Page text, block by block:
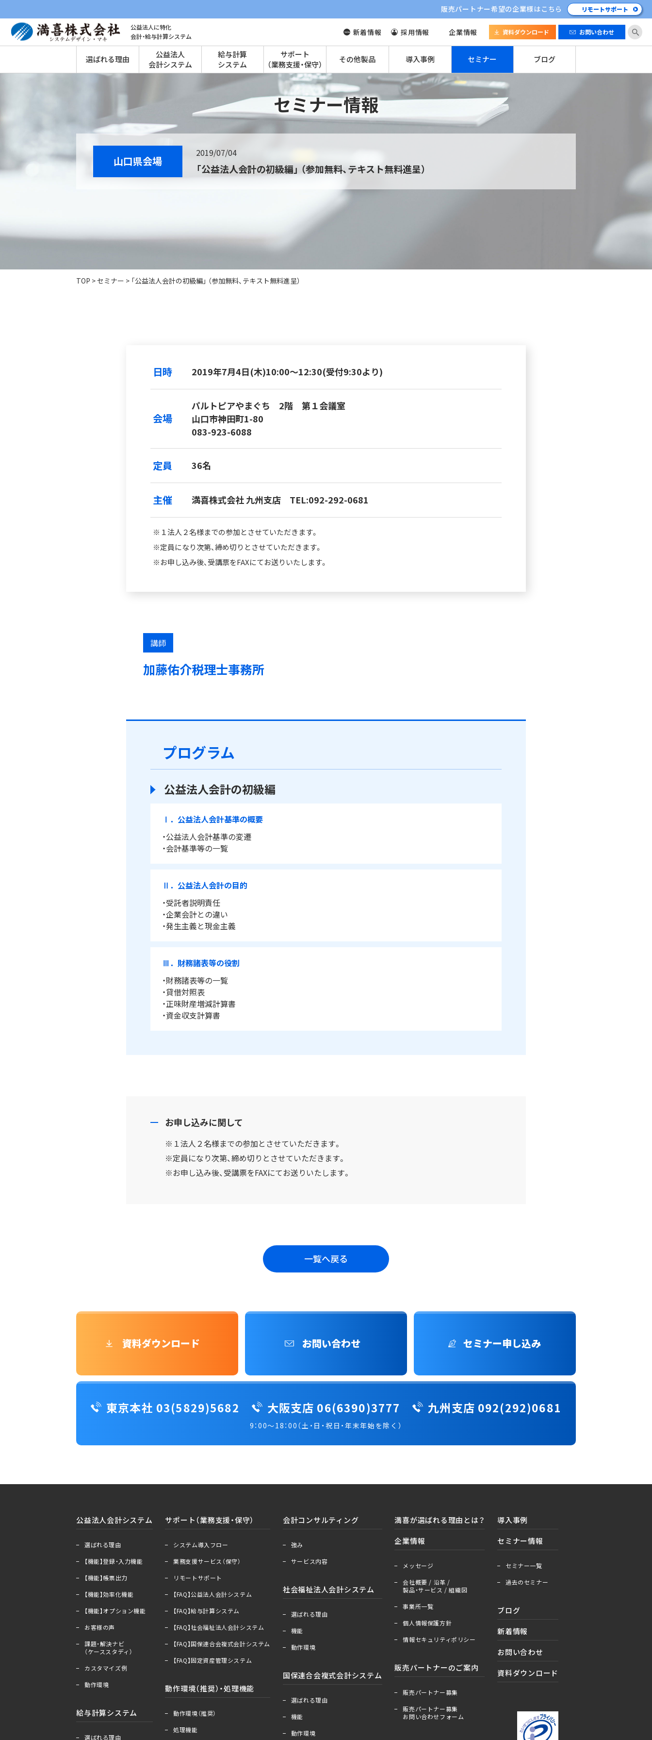
販売パートナー希望の企業様はこちら リモートサポート
公益法人に特化
会計・給与計算システム
新着情報 採用情報 企業情報 資料ダウンロード お問い合わせ
選ばれる理由
公益法人
会計システム
給与計算
システム
サポート
（業務支援・保守）
その他製品 導入事例 セミナー ブログ
セミナー情報
山口県会場
2019/07/04
「公益法人会計の初級編」 （参加無料、テキスト無料進呈）
TOP >セミナー > 「公益法人会計の初級編」 （参加無料、テキスト無料進呈）
日時 2019年7月4日(木)10:00～12:30(受付9:30より)
会場
パルトピアやまぐち 2階 第１会議室
山口市神田町1-80
083-923-6088
定員 36名
主催 満喜株式会社 九州支店 TEL:092-292-0681
※１法人２名様までの参加とさせていただきます。
※定員になり次第、締め切りとさせていただきます。
※お申し込み後、受講票をFAXにてお送りいたします。
講師
加藤佑介税理士事務所
プログラム
公益法人会計の初級編
Ⅰ．公益法人会計基準の概要
・公益法人会計基準の変遷
・会計基準等の一覧
Ⅱ．公益法人会計の目的
・受託者説明責任
・企業会計との違い
・発生主義と現金主義
Ⅲ．財務諸表等の役割
・財務諸表等の一覧
・貸借対照表
・正味財産増減計算書
・資金収支計算書
お申し込みに関して
※１法人２名様までの参加とさせていただきます。
※定員になり次第、締め切りとさせていただきます。
※お申し込み後、受講票をFAXにてお送りいたします。
一覧へ戻る
資料ダウンロード お問い合わせ セミナー申し込み
東京本社 03(5829)5682 大阪支店 06(6390)3777 九州支店 092(292)0681
9：00～18：00（土・日・祝日・年末年始を除く）
公益法人会計システム
選ばれる理由
【機能】登録・入力機能
【機能】帳票出力
【機能】効率化機能
【機能】オプション機能
お客様の声
課題・解決ナビ
（ケーススタディ）
カスタマイズ例
動作環境
給与計算システム
選ばれる理由
サポート（業務支援・保守）
システム導入フロー
業務支援サービス（保守）
リモートサポート
【FAQ】公益法人会計システム
【FAQ】給与計算システム
【FAQ】社会福祉法人会計システム
【FAQ】国保連合会複式会計システム
【FAQ】固定資産管理システム
動作環境（推奨）・処理機能
動作環境（推奨）
処理機能
会計コンサルティング
強み
サービス内容
社会福祉法人会計システム
選ばれる理由
機能
動作環境
国保連合会複式会計システム
選ばれる理由
機能
動作環境
満喜が選ばれる理由とは？
企業情報
メッセージ
会社概要 / 沿革 /
製品・サービス / 組織図
事業所一覧
個人情報保護方針
情報セキュリティポリシー
販売パートナーのご案内
販売パートナー募集
販売パートナー募集
お問い合わせフォーム
導入事例
セミナー情報
セミナー一覧
過去のセミナー
ブログ
新着情報
お問い合わせ
資料ダウンロード